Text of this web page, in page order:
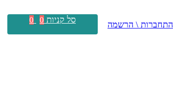
התחברות \ הרשמה סל קניות 0
0